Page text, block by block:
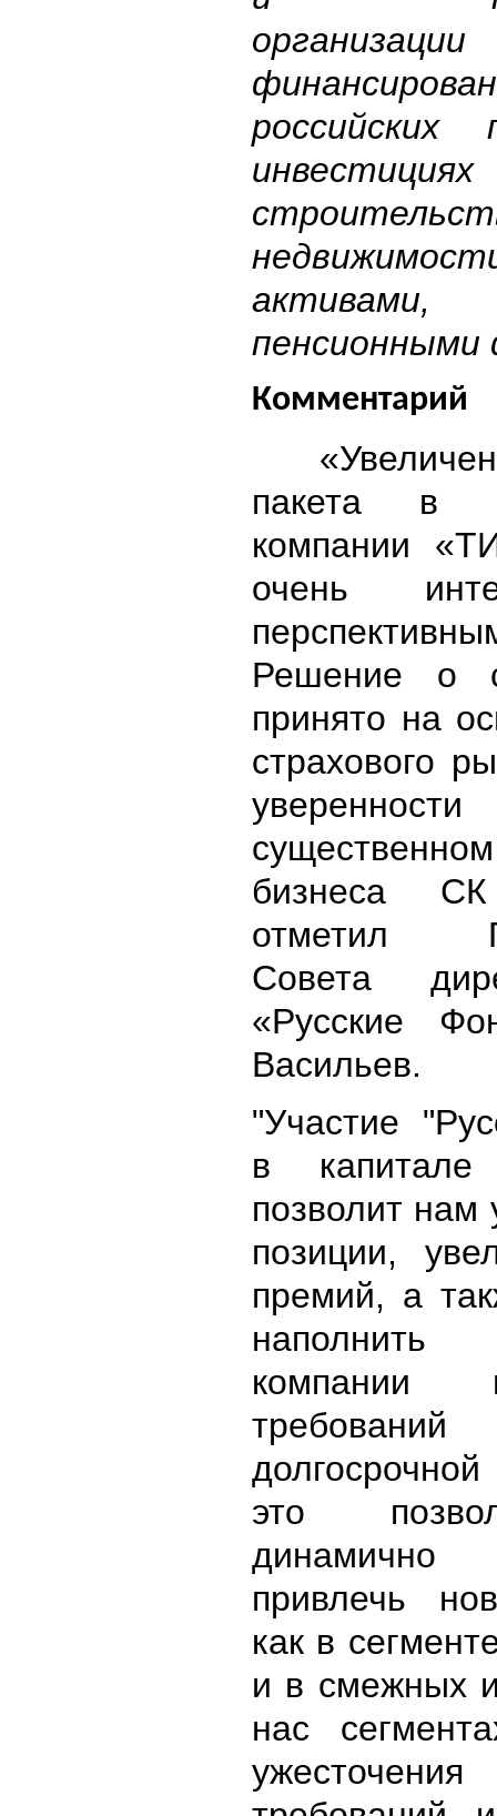
российских
активами,
пенсионными
Комментарий
пакета в
компании
очень
Решение о
принято на
страхового
бизнеса
отметил
Совета
«Русские
Васильев.
"Участие
в
позволит нам
позиции,
премий, а
компании
это
динамично
привлечь
как в
и в смежных
нас
ужесточения